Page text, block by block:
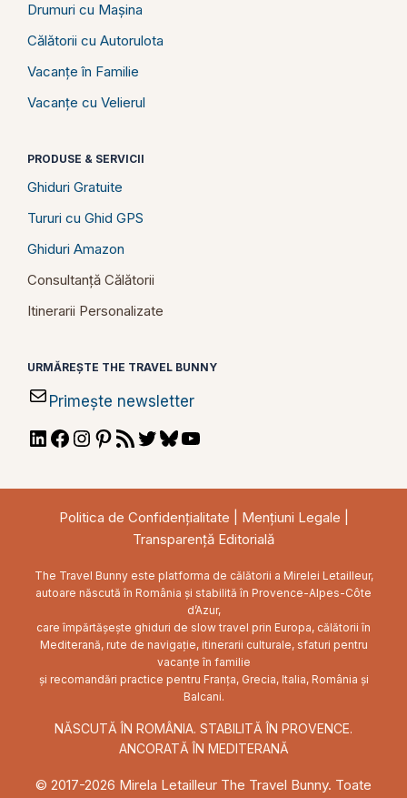
Drumuri cu Mașina
Călătorii cu Autorulota
Vacanțe în Familie
Vacanțe cu Velierul
PRODUSE & SERVICII
Ghiduri Gratuite
Tururi cu Ghid GPS
Ghiduri Amazon
Consultanță Călătorii
Itinerarii Personalizate
URMĂREȘTE THE TRAVEL BUNNY
Primește newsletter
LinkedIn
Facebook
Instagram
Pinterest
RSSTwitterBluesky
Politica de Confidențialitate Mențiuni Legale
Transparență Editorială
The Travel Bunny este platforma de călătorii a Mirelei Letailleur,
autoare născută în România și stabilită în Provence-Alpes-Côte
d’Azur,
care împărtășește ghiduri de slow travel prin Europa, călătorii în
Mediterană, rute de navigație, itinerarii culturale, sfaturi pentru
vacanțe în familie
și recomandări practice pentru Franța, Grecia, Italia, România și
Balcani.
NĂSCUTĂ ÎN ROMÂNIA. STABILITĂ ÎN PROVENCE.
ANCORATĂ ÎN MEDITERANĂ
© 2017-2026 Mirela Letailleur The Travel Bunny. Toate